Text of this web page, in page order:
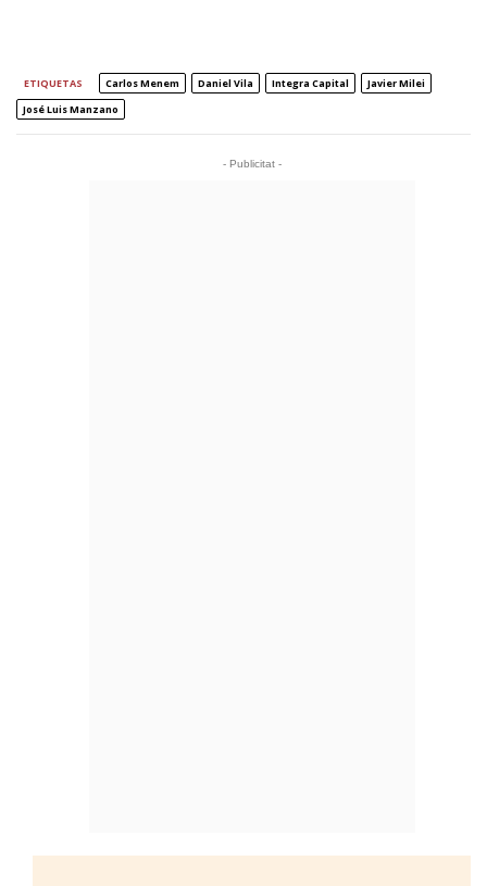
ETIQUETAS Carlos Menem Daniel Vila Integra Capital
Javier Milei
José Luis Manzano
- Publicitat -